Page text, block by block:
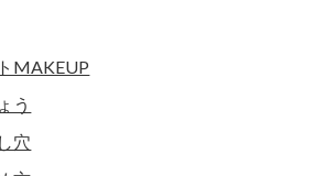
MAKEUP
う
穴